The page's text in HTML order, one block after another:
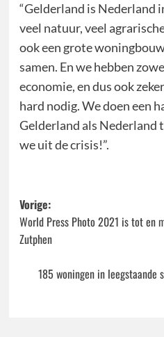
“Gelderland is Nederland
veel natuur, veel
ook een grote
samen. En we hebben
economie, en dus ook
hard nodig. We doen een
Gelderland als Nederland
we uit de crisis!”.
Bericht
navigatie
Vorige:
World Press Photo 2021 is tot en
Zutphen
185 woningen in leegstaande